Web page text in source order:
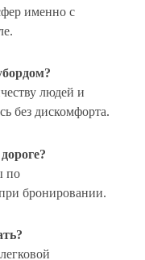
именно с
людей и
без дискомфорта.
по
бронировании.